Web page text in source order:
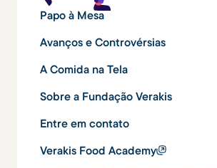
Papo à Mesa
Avanços e Controvérsias
A Comida na Tela
Sobre a Fundação Verakis
Entre em contato
Verakis Food Academy